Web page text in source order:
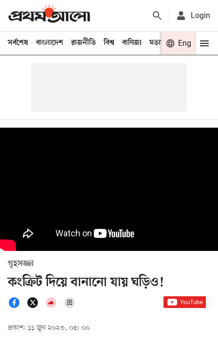
Login
সর্বশেষ বাংলাদেশ রাজনীতি বিশ্ব বাণিজ্য মতামত খেলা
Eng
গৃহসজ্জা
কংক্রিট দিয়ে বানানো যায় ঘড়িও!
প্রকাশ: ১১ জুন ২০২৩, ০৫: ০০